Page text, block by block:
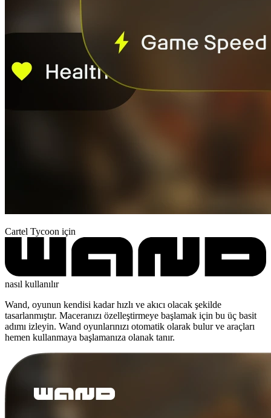
Cartel Tycoon için
nasıl kullanılır
Wand, oyunun kendisi kadar hızlı ve akıcı olacak şekilde
tasarlanmıştır. Maceranızı özelleştirmeye başlamak için bu üç basit
adımı izleyin. Wand oyunlarınızı otomatik olarak bulur ve araçları
hemen kullanmaya başlamanıza olanak tanır.